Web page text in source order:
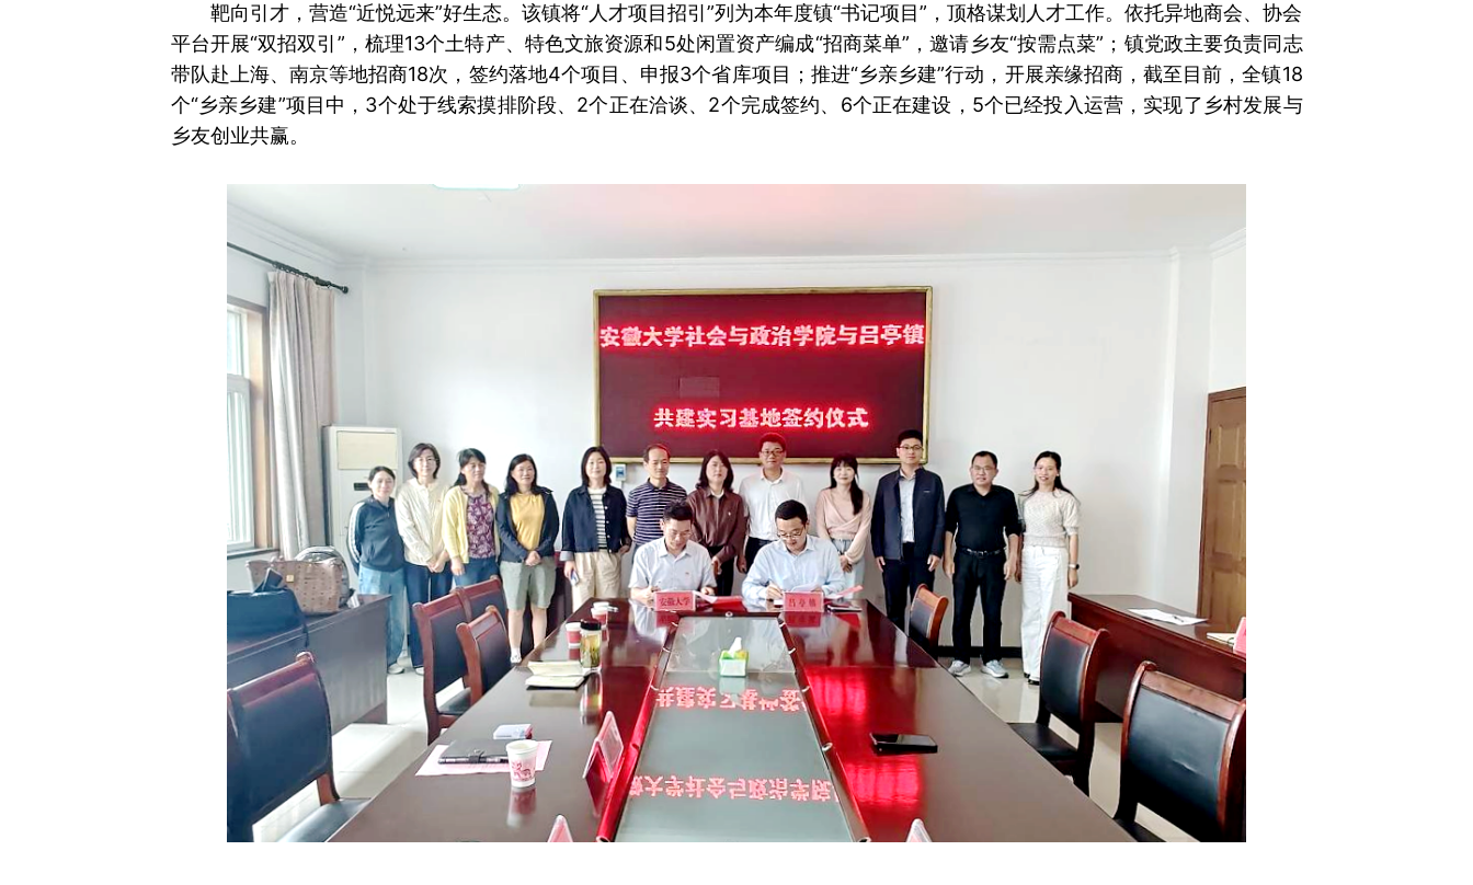
靶向引才，营造“近悦远来”好生态。该镇将“人才项目招引”列为本年度镇“书记项目”，顶格谋划人才工作。依托异地商会、协会
平台开展“双招双引”， 梳理13个土特产、特色文旅资源和5处闲置资产编成“招商菜单”，邀请乡友“按需点菜”； 镇党政主要负责同志
带队赴上海、南京等地招商18次，签约落地4个项目、申报3个省库项目；推进“乡亲乡建”行动，开展亲缘招商，截至目前，全镇18
个“乡亲乡建”项目中，3个处于线索摸排阶段、2个正在洽谈、2个完成签约、6个正在建设，5个已经投入运营，实现了乡村发展与
乡友创业共赢。